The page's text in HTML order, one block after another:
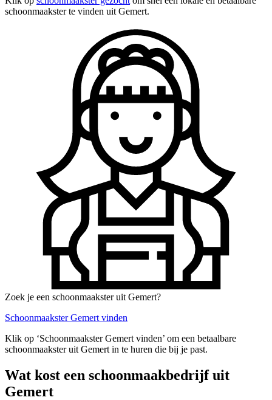
schoonmaakster te vinden uit Gemert.
Zoek je een schoonmaakster uit Gemert?
Schoonmaakster Gemert vinden
Klik op ‘Schoonmaakster Gemert vinden’ om een betaalbare
schoonmaakster uit Gemert in te huren die bij je past.
Wat kost een schoonmaakbedrijf uit
Gemert